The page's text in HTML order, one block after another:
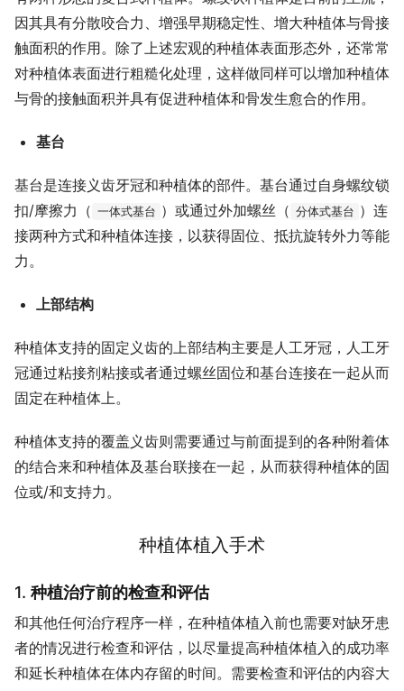
因其具有分散咬合力、增强早期稳定性、增大种植体与骨接
触面积的作用。除了上述宏观的种植体表面形态外，还常常
对种植体表面进行粗糙化处理，这样做同样可以增加种植体
与骨的接触面积并具有促进种植体和骨发生愈合的作用。
基台
基台是连接义齿牙冠和种植体的部件。基台通过自身螺纹锁
扣/摩擦力（ 一体式基台 ）或通过外加螺丝（ 分体式基台 ）连
接两种方式和种植体连接，以获得固位、抵抗旋转外力等能
力。
上部结构
种植体支持的固定义齿的上部结构主要是人工牙冠，人工牙
冠通过粘接剂粘接或者通过螺丝固位和基台连接在一起从而
固定在种植体上。
种植体支持的覆盖义齿则需要通过与前面提到的各种附着体
的结合来和种植体及基台联接在一起，从而获得种植体的固
位或/和支持力。
种植体植入手术
1. 种植治疗前的检查和评估
和其他任何治疗程序一样，在种植体植入前也需要对缺牙患
者的情况进行检查和评估，以尽量提高种植体植入的成功率
和延长种植体在体内存留的时间。需要检查和评估的内容大